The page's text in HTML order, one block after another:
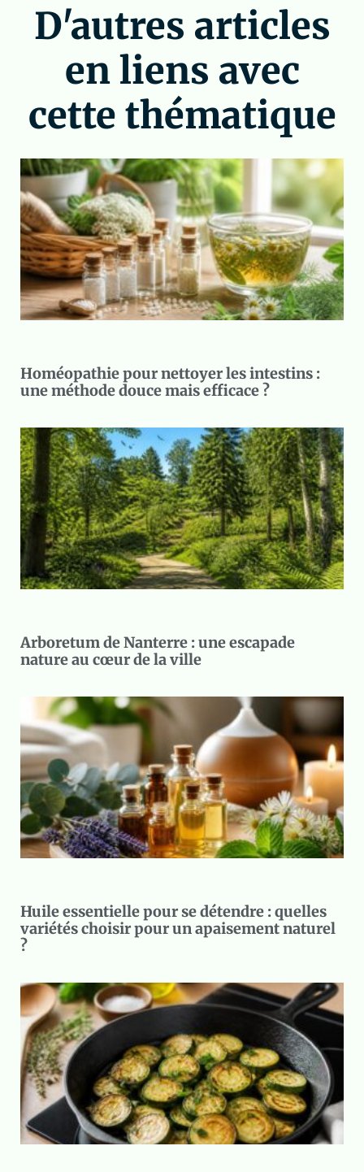
D'autres articles
en liens avec
cette thématique
Homéopathie pour nettoyer les intestins :
une méthode douce mais efficace ?
Arboretum de Nanterre : une escapade
nature au cœur de la ville
Huile essentielle pour se détendre : quelles
variétés choisir pour un apaisement naturel
?